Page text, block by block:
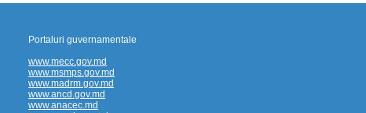
Portaluri guvernamentale
www.mecc.gov.md
www.msmps.gov.md
www.madrm.gov.md
www.ancd.gov.md
www.anacec.md